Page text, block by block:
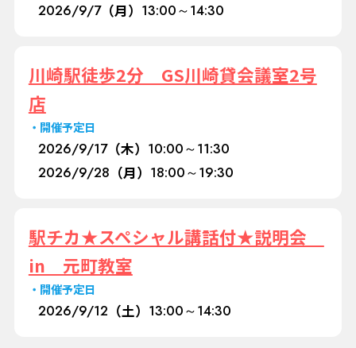
2026/9/7（月） 13:00～14:30
川崎駅徒歩2分 GS川崎貸会議室2号
店
開催予定日
2026/9/17（木） 10:00～11:30
2026/9/28 （月） 18:00～19:30
駅チカ★スペシャル講話付★説明会
in 元町教室
開催予定日
2026/9/12 （土） 13:00～14:30